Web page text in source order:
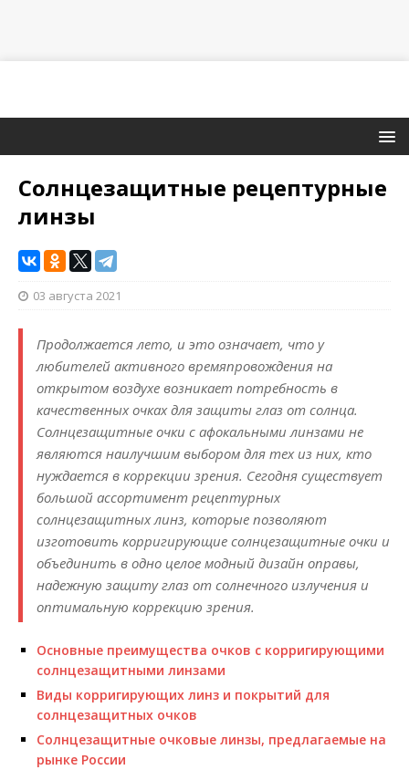
Солнцезащитные рецептурные
линзы
03 августа 2021
Продолжается лето, и это означает, что у
любителей активного времяпровождения на
открытом воздухе возникает потребность в
качественных очках для защиты глаз от солнца.
Солнцезащитные очки с афокальными линзами не
являются наилучшим выбором для тех из них, кто
нуждается в коррекции зрения. Сегодня существует
большой ассортимент рецептурных
солнцезащитных линз, которые позволяют
изготовить корригирующие солнцезащитные очки и
объединить в одно целое модный дизайн оправы,
надежную защиту глаз от солнечного излучения и
оптимальную коррекцию зрения.
Основные преимущества очков с корригирующими
солнцезащитными линзами
Виды корригирующих линз и покрытий для
солнцезащитных очков
Солнцезащитные очковые линзы, предлагаемые на
рынке России